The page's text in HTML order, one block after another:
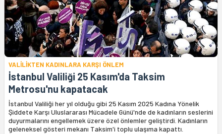
VALİLİKTEN KADINLARA KARŞI ÖNLEM
İstanbul Valiliği 25 Kasım'da Taksim
Metrosu'nu kapatacak
İstanbul Valiliği her yıl olduğu gibi 25 Kasım 2025 Kadına Yönelik
Şiddete Karşı Uluslararası Mücadele Günü'nde de kadınların seslerini
duyurmalarını engellemek üzere özel önlemler geliştirdi. Kadınların
geleneksel gösteri mekanı Taksim'i toplu ulaşıma kapattı.